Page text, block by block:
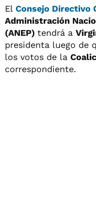
El Consejo Directivo
Administración
(ANEP) tendrá a
presidenta luego de
los votos de la
correspondiente.